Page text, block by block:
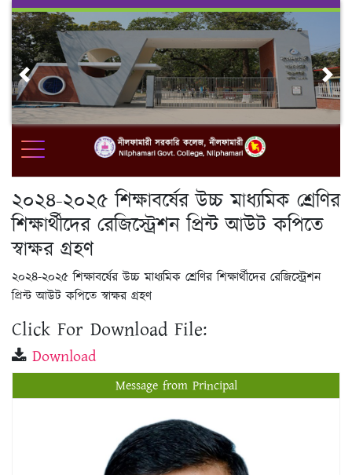
Skip
content
Previous
২০২৪-২০২৫ শিক্ষাবর্ষের উচ্চ মাধ্যমিক শ্রেণির
শিক্ষার্থীদের রেজিস্ট্রেশন প্রিন্ট আউট কপিতে
স্বাক্ষর গ্রহণ
২০২৪-২০২৫ শিক্ষাবর্ষের উচ্চ মাধ্যমিক শ্রেণির শিক্ষার্থীদের রেজিস্ট্রেশন
প্রিন্ট আউট কপিতে স্বাক্ষর গ্রহণ
Click For Download File:
Download
Message from Principal